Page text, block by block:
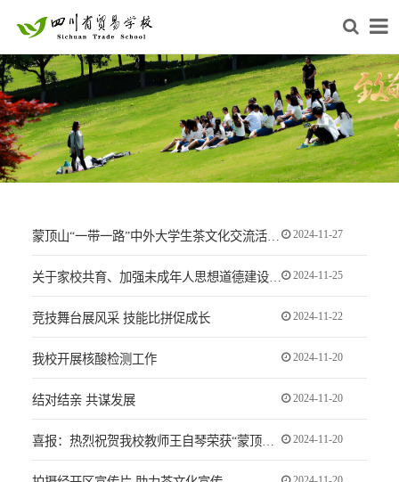
2024-11-27
2024-11-25
竞技舞台展风采 技能比拼促成长 2024-11-22
我校开展核酸检测工作 2024-11-20
结对结亲 共谋发展 2024-11-20
2024-11-20